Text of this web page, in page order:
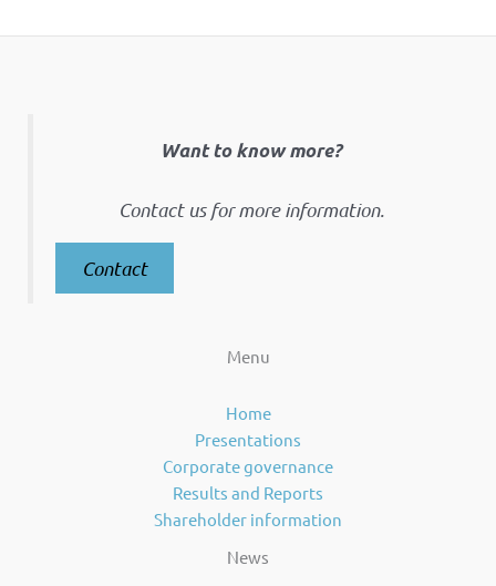
Want to know more?
Contact us for more information.
Contact
Menu
Home
Presentations
Corporate governance
Results and Reports
Shareholder information
News